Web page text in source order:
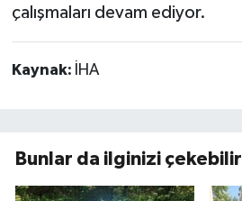
çalışmaları devam ediyor.
Kaynak: İHA
Bunlar da ilginizi çekebilir